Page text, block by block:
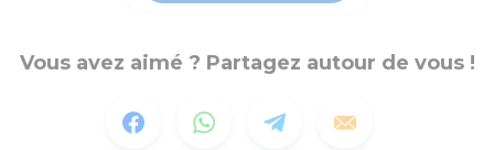
Vous avez aimé ? Partagez autour de vous !